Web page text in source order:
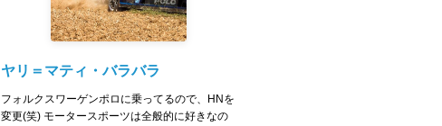
ヤリ＝マティ・バラバラ
フォルクスワーゲンポロに乗ってるので、HNを
変更(笑) モータースポーツは全般的に好きなの